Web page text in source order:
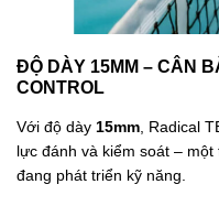
ĐỘ DÀY 15MM – CÂN
CONTROL
Với độ dày 15mm , Radical
lực đánh và kiểm soát –
đang phát triển kỹ năng.